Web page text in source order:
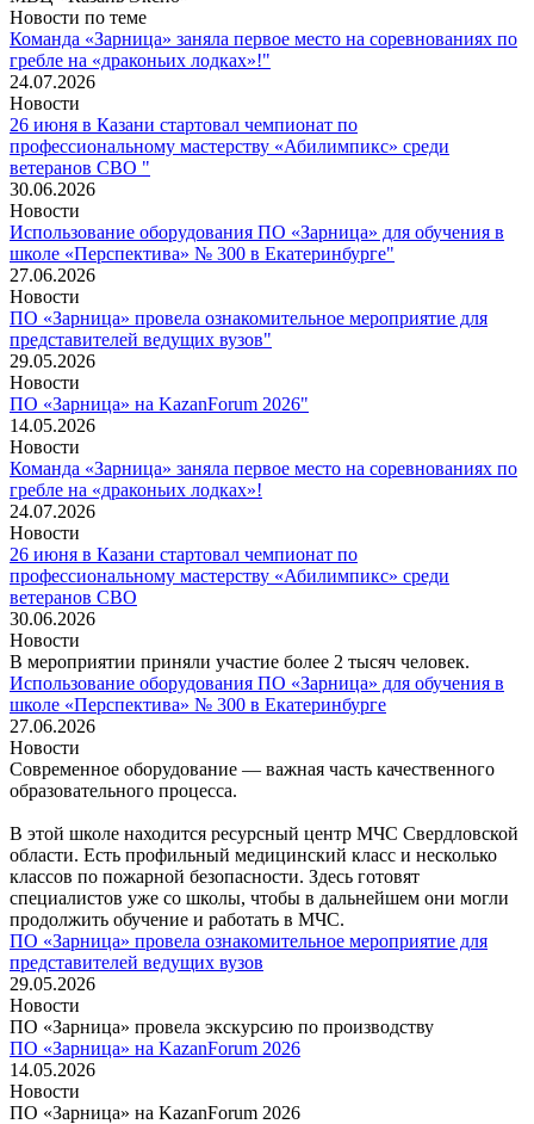
Новости по теме
Команда «Зарница» заняла первое место на соревнованиях по
гребле на «драконьих лодках»!"
24.07.2026
Новости
26 июня в Казани стартовал чемпионат по
профессиональному мастерству «Абилимпикс» среди
ветеранов СВО "
30.06.2026
Новости
Использование оборудования ПО «Зарница» для обучения в
школе «Перспектива» № 300 в Екатеринбурге"
27.06.2026
Новости
ПО «Зарница» провела ознакомительное мероприятие для
представителей ведущих вузов"
29.05.2026
Новости
ПО «Зарница» на KazanForum 2026"
14.05.2026
Новости
Команда «Зарница» заняла первое место на соревнованиях по
гребле на «драконьих лодках»!
24.07.2026
Новости
26 июня в Казани стартовал чемпионат по
профессиональному мастерству «Абилимпикс» среди
ветеранов СВО
30.06.2026
Новости
В мероприятии приняли участие более 2 тысяч человек.
Использование оборудования ПО «Зарница» для обучения в
школе «Перспектива» № 300 в Екатеринбурге
27.06.2026
Новости
Современное оборудование — важная часть качественного
образовательного процесса.
В этой школе находится ресурсный центр МЧС Свердловской
области. Есть профильный медицинский класс и несколько
классов по пожарной безопасности. Здесь готовят
специалистов уже со школы, чтобы в дальнейшем они могли
продолжить обучение и работать в МЧС.
ПО «Зарница» провела ознакомительное мероприятие для
представителей ведущих вузов
29.05.2026
Новости
ПО «Зарница» провела экскурсию по производству
ПО «Зарница» на KazanForum 2026
14.05.2026
Новости
ПО «Зарница» на KazanForum 2026